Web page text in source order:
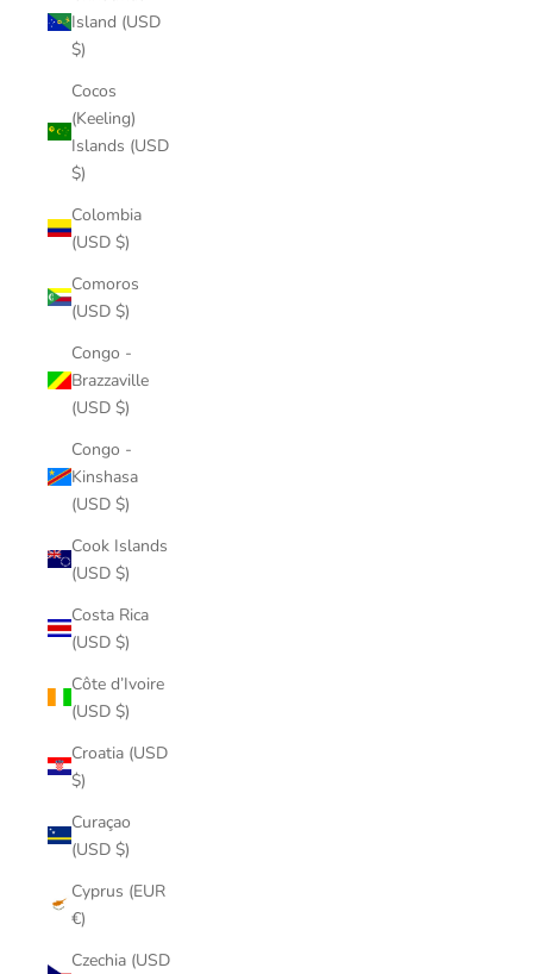
Island (USD
$)
Cocos
(Keeling)
Islands (USD
$)
Colombia
(USD $)
Comoros
(USD $)
Congo -
Brazzaville
(USD $)
Congo -
Kinshasa
(USD $)
Cook Islands
(USD $)
Costa Rica
(USD $)
Côte d’Ivoire
(USD $)
Croatia (USD
$)
Curaçao
(USD $)
Cyprus (EUR
€)
Czechia (USD